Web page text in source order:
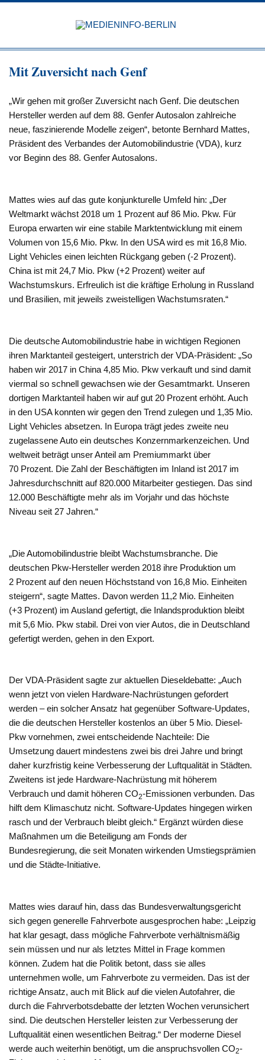
Zum
Mit Zuversicht nach Genf
„Wir gehen mit großer Zuversicht nach Genf. Die deutschen
Hersteller werden auf dem 88. Genfer Autosalon zahlreiche
neue, faszinierende Modelle zeigen“, betonte Bernhard Mattes,
Präsident des Verbandes der Automobilindustrie (VDA), kurz
vor Beginn des 88. Genfer Autosalons.
Mattes wies auf das gute konjunkturelle Umfeld hin: „Der
Weltmarkt wächst 2018 um 1 Prozent auf 86 Mio. Pkw. Für
Europa erwarten wir eine stabile Marktentwicklung mit einem
Volumen von 15,6 Mio. Pkw. In den USA wird es mit 16,8 Mio.
Light Vehicles einen leichten Rückgang geben (-2 Prozent).
China ist mit 24,7 Mio. Pkw (+2 Prozent) weiter auf
Wachstumskurs. Erfreulich ist die kräftige Erholung in Russland
und Brasilien, mit jeweils zweistelligen Wachstumsraten.“
Die deutsche Automobilindustrie habe in wichtigen Regionen
ihren Marktanteil gesteigert, unterstrich der VDA-Präsident: „So
haben wir 2017 in China 4,85 Mio. Pkw verkauft und sind damit
viermal so schnell gewachsen wie der Gesamtmarkt. Unseren
dortigen Marktanteil haben wir auf gut 20 Prozent erhöht. Auch
in den USA konnten wir gegen den Trend zulegen und 1,35 Mio.
Light Vehicles absetzen. In Europa trägt jedes zweite neu
zugelassene Auto ein deutsches Konzernmarkenzeichen. Und
weltweit beträgt unser Anteil am Premiummarkt über
70 Prozent. Die Zahl der Beschäftigten im Inland ist 2017 im
Jahresdurchschnitt auf 820.000 Mitarbeiter gestiegen. Das sind
12.000 Beschäftigte mehr als im Vorjahr und das höchste
Niveau seit 27 Jahren.“
„Die Automobilindustrie bleibt Wachstumsbranche. Die
deutschen Pkw-Hersteller werden 2018 ihre Produktion um
2 Prozent auf den neuen Höchststand von 16,8 Mio. Einheiten
steigern“, sagte Mattes. Davon werden 11,2 Mio. Einheiten
(+3 Prozent) im Ausland gefertigt, die Inlandsproduktion bleibt
mit 5,6 Mio. Pkw stabil. Drei von vier Autos, die in Deutschland
gefertigt werden, gehen in den Export.
Der VDA-Präsident sagte zur aktuellen Dieseldebatte: „Auch
wenn jetzt von vielen Hardware-Nachrüstungen gefordert
werden – ein solcher Ansatz hat gegenüber Software-Updates,
die die deutschen Hersteller kostenlos an über 5 Mio. Diesel-
Pkw vornehmen, zwei entscheidende Nachteile: Die
Umsetzung dauert mindestens zwei bis drei Jahre und bringt
daher kurzfristig keine Verbesserung der Luftqualität in Städten.
Zweitens ist jede Hardware-Nachrüstung mit höherem
Verbrauch und damit höheren CO2-Emissionen verbunden. Das
hilft dem Klimaschutz nicht. Software-Updates hingegen wirken
rasch und der Verbrauch bleibt gleich.“ Ergänzt würden diese
Maßnahmen um die Beteiligung am Fonds der
Bundesregierung, die seit Monaten wirkenden Umstiegsprämien
und die Städte-Initiative.
Mattes wies darauf hin, dass das Bundesverwaltungsgericht
sich gegen generelle Fahrverbote ausgesprochen habe: „Leipzig
hat klar gesagt, dass mögliche Fahrverbote verhältnismäßig
sein müssen und nur als letztes Mittel in Frage kommen
können. Zudem hat die Politik betont, dass sie alles
unternehmen wolle, um Fahrverbote zu vermeiden. Das ist der
richtige Ansatz, auch mit Blick auf die vielen Autofahrer, die
durch die Fahrverbotsdebatte der letzten Wochen verunsichert
sind. Die deutschen Hersteller leisten zur Verbesserung der
Luftqualität einen wesentlichen Beitrag.“ Der moderne Diesel
werde auch weiterhin benötigt, um die anspruchsvollen CO2-